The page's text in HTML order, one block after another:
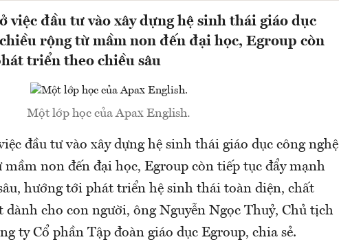
việc đầu tư vào xây dựng hệ sinh thái giáo dục
rộng từ mầm non đến đại học, Egroup còn
triển theo chiều sâu
Một lớp học của Apax English.
đầu tư vào xây dựng hệ sinh thái giáo dục công nghệ
mầm non đến đại học, Egroup còn tiếp tục đẩy mạnh
hướng tới phát triển hệ sinh thái toàn diện, chất
cho con người, ông Nguyễn Ngọc Thuỷ, Chủ tịch
ty Cổ phần Tập đoàn giáo dục Egroup, chia sẻ.